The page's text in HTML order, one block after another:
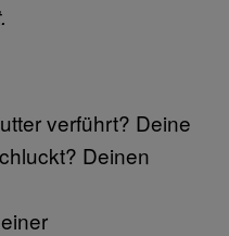
verführt? Deine
Deinen